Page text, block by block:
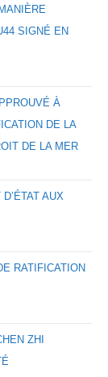
SIGNÉ EN
À
DE LA
DE LA MER
AUX
RATIFICATION
ZHI